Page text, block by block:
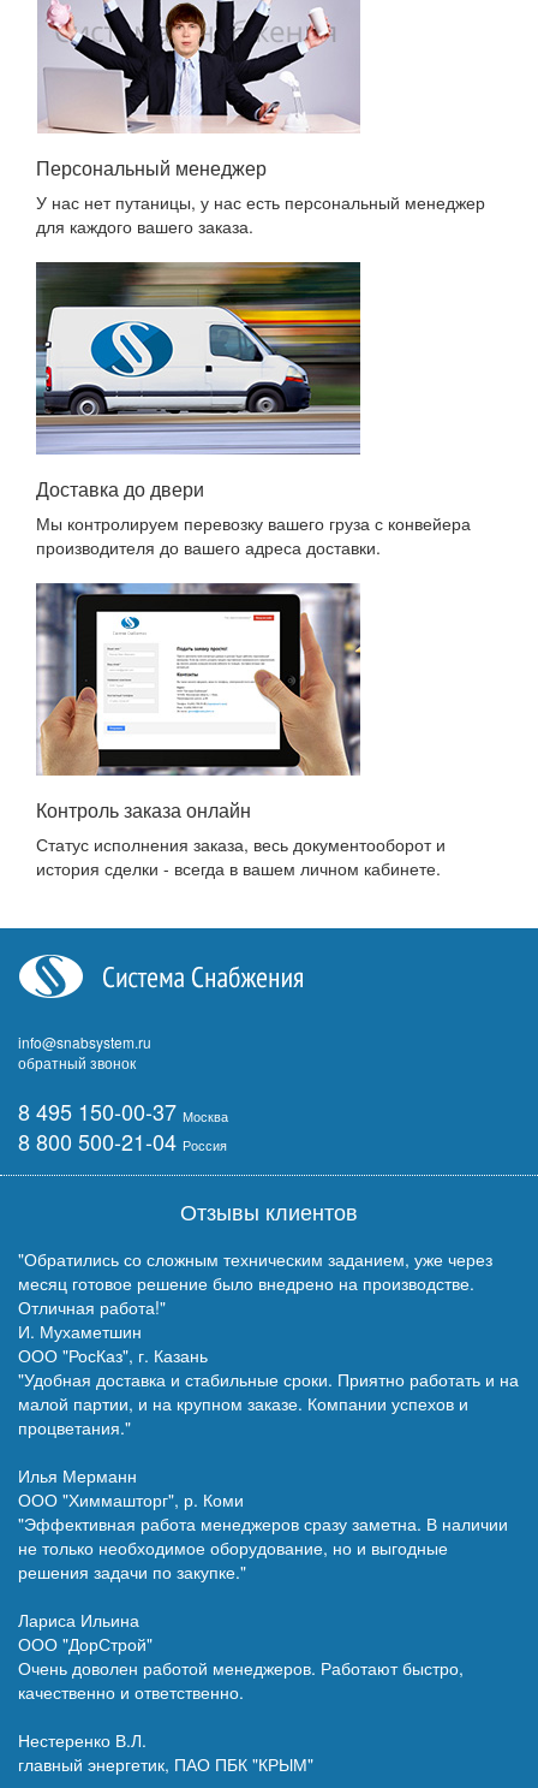
Персональный менеджер
У нас нет путаницы, у нас есть персональный менеджер
для каждого вашего заказа.
Доставка до двери
Мы контролируем перевозку вашего груза с конвейера
производителя до вашего адреса доставки.
Контроль заказа онлайн
Статус исполнения заказа, весь документооборот и
история сделки - всегда в вашем личном кабинете.
info@snabsystem.ru
обратный звонок
8 495 150-00-37 Москва
8 800 500-21-04 Россия
Отзывы клиентов
"Обратились со сложным техническим заданием, уже через
месяц готовое решение было внедрено на производстве.
Отличная работа!"
И. Мухаметшин
ООО "РосКаз", г. Казань
"Удобная доставка и стабильные сроки. Приятно работать и на
малой партии, и на крупном заказе. Компании успехов и
процветания."
Илья Мерманн
ООО "Химмашторг", р. Коми
"Эффективная работа менеджеров сразу заметна. В наличии
не только необходимое оборудование, но и выгодные
решения задачи по закупке."
Лариса Ильина
ООО "ДорСтрой"
Очень доволен работой менеджеров. Работают быстро,
качественно и ответственно.
Нестеренко В.Л.
главный энергетик, ПАО ПБК "КРЫМ"